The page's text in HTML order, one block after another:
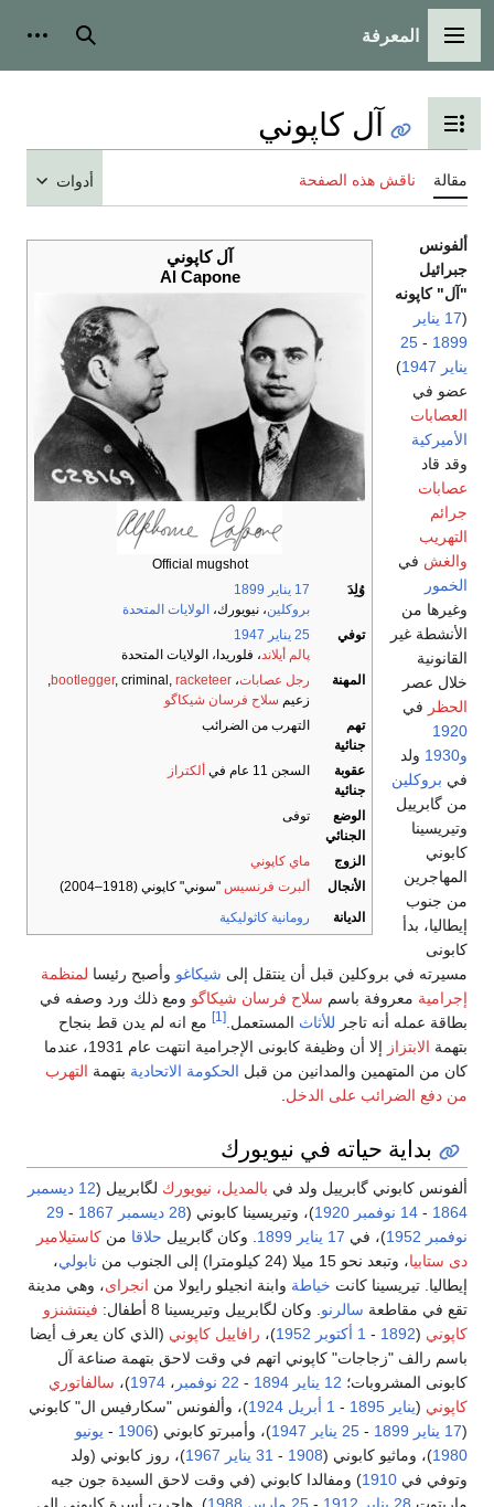
القائمة الرئيسية
المعرفة بحث
تبديل عرض جدول المحتويات
آل كاپوني
مقالة ناقش هذه الصفحة أدوات
آل كاپوني
Al Capone
Official mugshot
وُلِدَ
17 يناير
1899
بروكلين، نيويورك، الولايات المتحدة
توفي
25 يناير
1947
پالم أيلاند، فلوريدا، الولايات المتحدة
المهنة
رجل عصابات، bootlegger, criminal, racketeer
,
زعيم سلاح فرسان شيكاگو
تهم
جنائية
التهرب من الضرائب
عقوبة
جنائية
السجن 11 عام في ألكتراز
الوضع
الجنائي
توفى
الزوج
ماي كاپوني
الأنجال
ألبرت فرنسيس "سوني" كاپوني (1918–2004)
الديانة
رومانية كاثوليكية
ألفونس
جبرائيل
"آل" كاپونه
(17 يناير
1899
-
25
يناير 1947
)
عضو في
العصابات
الأميركية
وقد قاد
عصابات
جرائم
التهريب
والغش في
الخمور
وغيرها من
الأنشطة غير
القانونية
خلال عصر
الحظر في
1920
و1930
ولد
في بروكلين
من گابرييل
وتيريسينا
كابوني
المهاجرين
من جنوب
إيطاليا، بدأ
كابونى
مسيرته في بروكلين قبل أن ينتقل إلى شيكاغو وأصبح رئيسا لمنظمة
إجرامية معروفة باسم سلاح فرسان شيكاگو ومع ذلك ورد وصفه في
بطاقة عمله أنه تاجر للأثاث المستعمل. [1]
مع انه لم يدن قط بنجاح
بتهمة الابتزاز
إلا أن وظيفة كابونى الإجرامية انتهت عام 1931، عندما
كان من المتهمين والمدانين من قبل الحكومة الاتحادية بتهمة التهرب
من دفع الضرائب على الدخل
بداية حياته في نيويورك
ألفونس كابوني گابرييل ولد في بالمديل، نيويورك لگابرييل (12 ديسمبر
1864
- 14 نوفمبر 1920)، وتيريسينا كابوني (28 ديسمبر 1867
-
29
نوفمبر 1952)، في 17 يناير 1899. وكان گابرييل حلاقا من كاستيلامير
دى ستابيا، وتبعد نحو 15 ميلا (24 كيلومترا) إلى الجنوب من نابولي،
إيطاليا. تيريسينا كانت خياطة وابنة انجيلو رايولا من انجراى، وهي مدينة
تقع في مقاطعة سالرنو. وكان لگابرييل وتيريسينا 8 أطفال:
فينتشنزو
كاپوني (
1892
- 1 أكتوبر 1952)، رافاييل كاپوني (الذي كان يعرف أيضا
باسم رالف "زجاجات" كاپوني اتهم في وقت لاحق بتهمة صناعة آل
كابونى المشروبات؛ 12 يناير 1894
- 22 نوفمبر ، 1974)، سالفاتوري
كاپوني (يناير 1895
- 1 أبريل 1924)، وألفونس "سكارفيس ال" كابوني
(17 يناير 1899
- 25 يناير 1947)، وأمبرتو كابوني (1906
- يونيو
1980)، وماثيو كابوني (1908
- 31 يناير 1967)، روز كابوني (ولد
وتوفي في 1910) ومفالدا كابوني (في وقت لاحق السيدة جون جيه